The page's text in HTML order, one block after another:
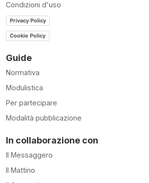
Condizioni d'uso
Privacy Policy
Cookie Policy
Guide
Normativa
Modulistica
Per partecipare
Modalità pubblicazione
In collaborazione con
Il Messaggero
Il Mattino